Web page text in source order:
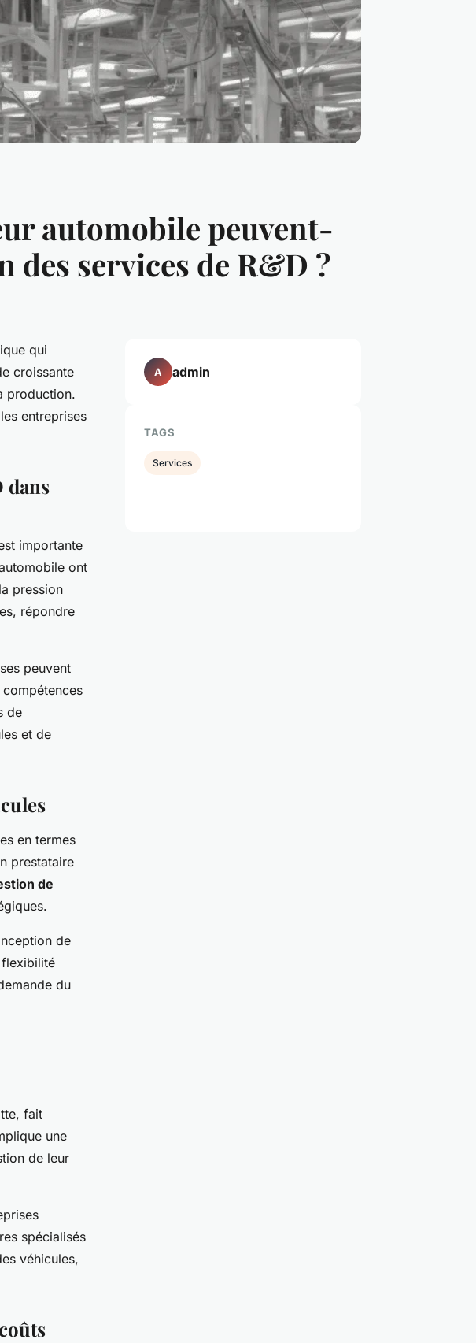
automobile peuvent-
services de R&D ?
qui
croissante
production.
entreprises
dans
importante
ont
pression
répondre
peuvent
de
et de
en termes
prestataire
de
de
flexibilité
du
fait
une
de leur
spécialisés
véhicules,
A admin
TAGS
Services